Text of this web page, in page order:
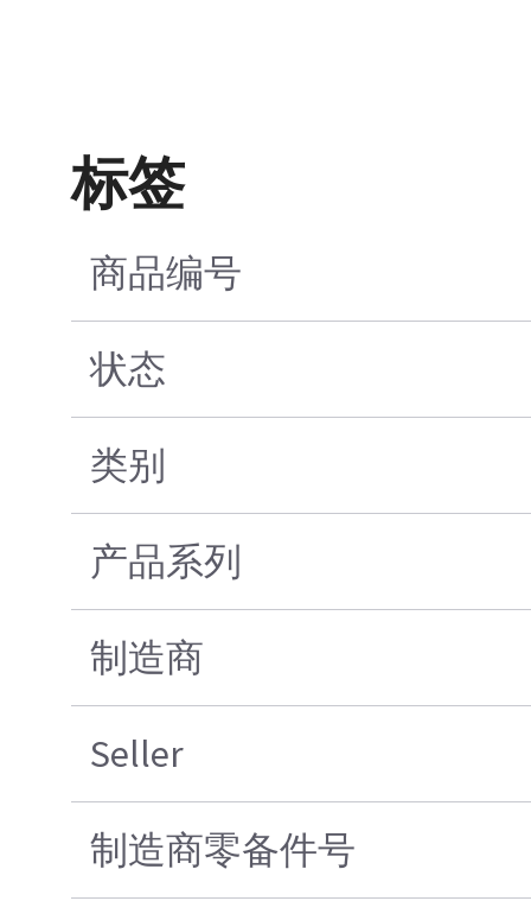
标签
商品编号
状态
类别
产品系列
制造商
Seller
制造商零备件号